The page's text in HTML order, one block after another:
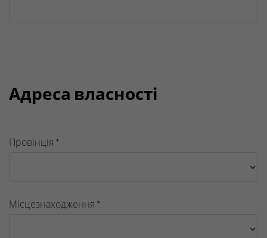
Адреса власності
Провінція *
Місцезнаходження *